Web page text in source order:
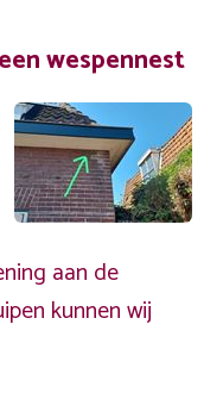
wespennest
aan de
kunnen wij